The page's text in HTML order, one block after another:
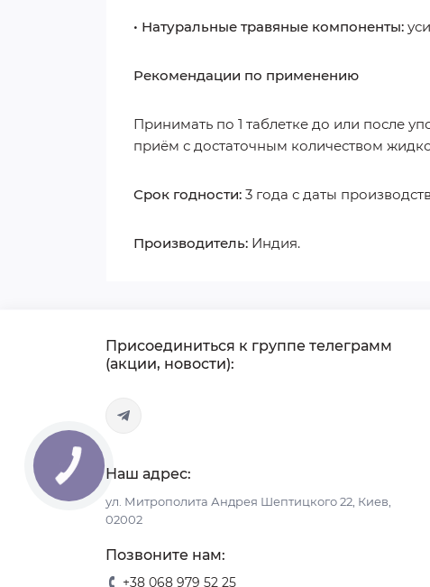
• Натуральные травяные компоненты:
Рекомендации по применению
Принимать по 1 таблетке до или после
приём с достаточным количеством
Срок годности: 3 года с даты
Производитель: Индия.
Присоединиться к группе телеграмм
(акции, новости):
Наш адрес:
ул. Митрополита Андрея Шептицкого 22, Киев,
02002
Позвоните нам:
+38 068 979 52 25